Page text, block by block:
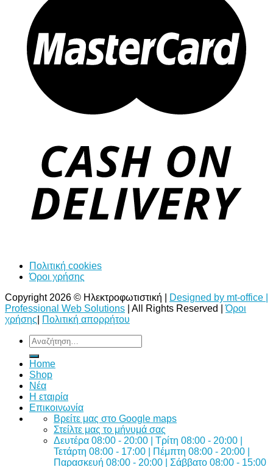
Πολιτική cookies
Όροι χρήσης
Copyright 2026 © Ηλεκτροφωτιστική |
Designed by mt-office |
Professional Web Solutions | All Rights Reserved |Όροι
χρήσης
Πολιτική απορρήτου
Αναζήτηση
για:
Home
Shop
Νέα
Η εταιρία
Επικοινωνία
Bρείτε μας στο Google maps
Στείλτε μας το μήνυμά σας
Δευτέρα 08:00 - 20:00 | Τρίτη 08:00 - 20:00 |
Τετάρτη 08:00 - 17:00 | Πέμπτη 08:00 - 20:00 |
Παρασκευή 08:00 - 20:00 | Σάββατο 08:00 - 15:00